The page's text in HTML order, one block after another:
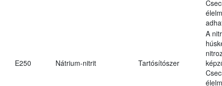
E250 Nátrium-nitrit Tartósítószer
A